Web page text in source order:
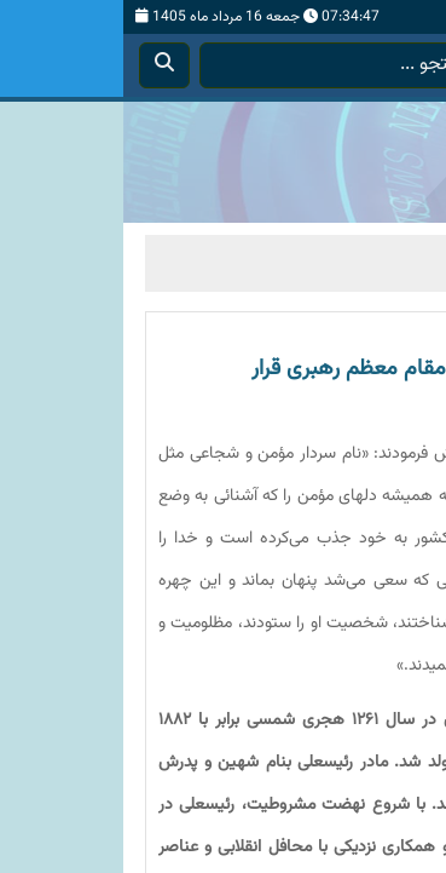
07:34:48 جمعه 16 مرداد ماه 1405
معظم رهبری قرار
«نام سردار مؤمن و شجاعى مثل
همیشه دلهاى مؤمن را که آشنائى به وضع
کشور به خود جذب می‌کرده است و خدا را
که سعى می‌شد پنهان بماند و این چهره
شناختند، شخصیت او را ستودند، مظلومیت و
شهیدرئیس‌علی دلواری در سال ۱۲۶۱ هجری شمسی برابر با ۱۸۸۲
شد. مادر رئیسعلی بنام شهین و پدرش
شد. با شروع نهضت مشروطیت، رئیسعلی در
همکاری نزدیکی با محافل انقلابی و عناصر